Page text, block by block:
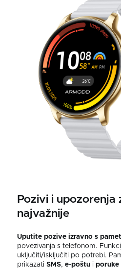
Pozivi i upozorenja
najvažnije
Uputite pozive izravno s
povezivanja s telefonom.
uključiti/isključiti po potrebi.
prikazati SMS, e-poštu i poruke